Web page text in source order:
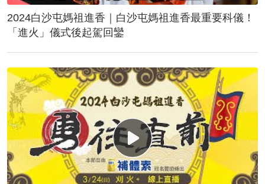
2024白沙屯媽祖進香｜白沙屯媽祖進香最重要科儀！
「進火」儀式後起駕回鑾